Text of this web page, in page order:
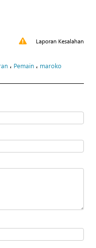
Laporan Kesalahan
، Pemain ، maroko